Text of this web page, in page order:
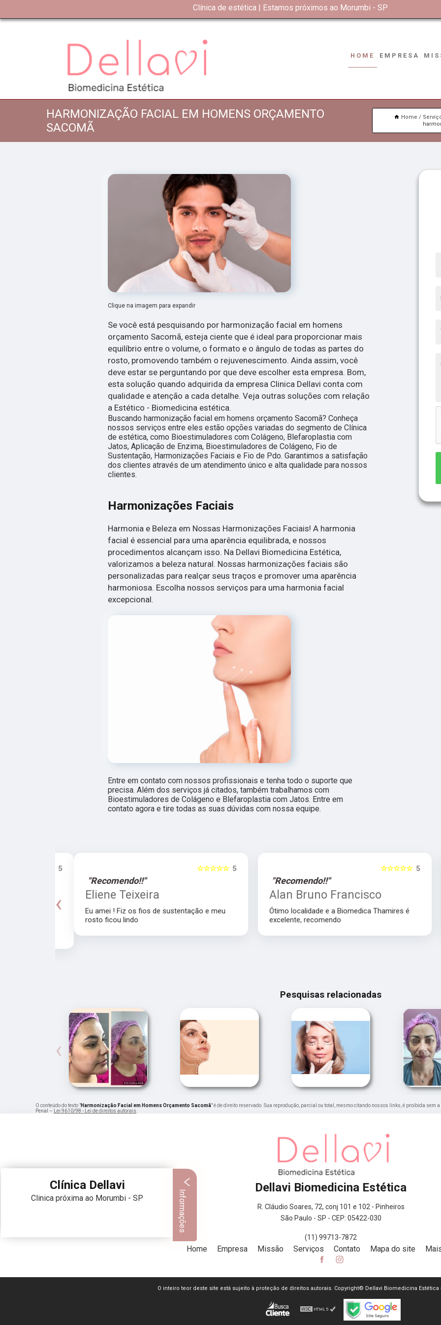
Clínica de estética | Estamos próximos ao Morumbi - SP
HOME EMPRESA
HARMONIZAÇÃO FACIAL EM HOMENS ORÇAMENTO
SACOMÃ
Home
Clique na imagem para expandir
Se você está pesquisando por harmonização facial em homens
orçamento Sacomã, esteja ciente que é ideal para proporcionar mais
equilíbrio entre o volume, o formato e o ângulo de todas as partes do
rosto, promovendo também o rejuvenescimento. Ainda assim, você
deve estar se perguntando por que deve escolher esta empresa. Bom,
esta solução quando adquirida da empresa Clinica Dellavi conta com
qualidade e atenção a cada detalhe. Veja outras soluções com relação
a Estético - Biomedicina estética.
Buscando harmonização facial em homens orçamento Sacomã? Conheça
nossos serviços entre eles estão opções variadas do segmento de Clínica
de estética, como Bioestimuladores com Colágeno, Blefaroplastia com
Jatos, Aplicação de Enzima, Bioestimuladores de Colágeno, Fio de
Sustentação, Harmonizações Faciais e Fio de Pdo. Garantimos a satisfação
dos clientes através de um atendimento único e alta qualidade para nossos
clientes.
Harmonizações Faciais
Harmonia e Beleza em Nossas Harmonizações Faciais! A harmonia
facial é essencial para uma aparência equilibrada, e nossos
procedimentos alcançam isso. Na Dellavi Biomedicina Estética,
valorizamos a beleza natural. Nossas harmonizações faciais são
personalizadas para realçar seus traços e promover uma aparência
harmoniosa. Escolha nossos serviços para uma harmonia facial
excepcional.
Entre em contato com nossos profissionais e tenha todo o suporte que
precisa. Além dos serviços já citados, também trabalhamos com
Bioestimuladores de Colágeno e Blefaroplastia com Jatos. Entre em
contato agora e tire todas as suas dúvidas com nossa equipe.
5
☆☆☆☆☆
"Recomendo!!"
Eliene Teixeira
Eu amei ! Fiz os fios de sustentação e meu
rosto ficou lindo
5
☆☆☆☆☆
"Recomendo!!"
Alan Bruno Francisco
Ótimo localidade e a Biomedica Thamires é
excelente, recomendo
‹
Pesquisas relacionadas
‹
O conteúdo do texto "Harmonização Facial em Homens Orçamento Sacomã" é de direito reservado. Sua reprodução, parcial ou total, mesmo citando nossos links, é proibida
Penal –
Lei 9610/98 - Lei de direitos autorais
Dellavi Biomedicina Estética
R. Cláudio Soares, 72, conj 101 e 102 - Pinheiros
São Paulo - SP - CEP: 05422-030
(11) 99713-7872
Home Empresa Missão Serviços Contato Mapa do site
O inteiro teor deste site está sujeito à proteção de direitos autorais. Copyright© Dellavi Biomedicina Estética
Clínica Dellavi
Clinica próxima ao Morumbi - SP Informações